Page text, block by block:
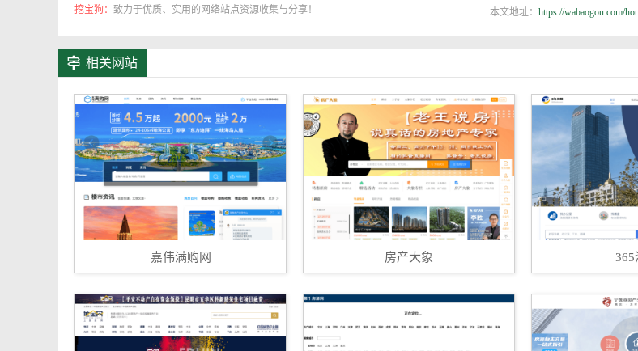
挖宝狗： 致力于优质、实用的网络站点资源收集与分享！ 本文地址： https://wabaogou.com/
相关网站
嘉伟满购网 房产大象 365